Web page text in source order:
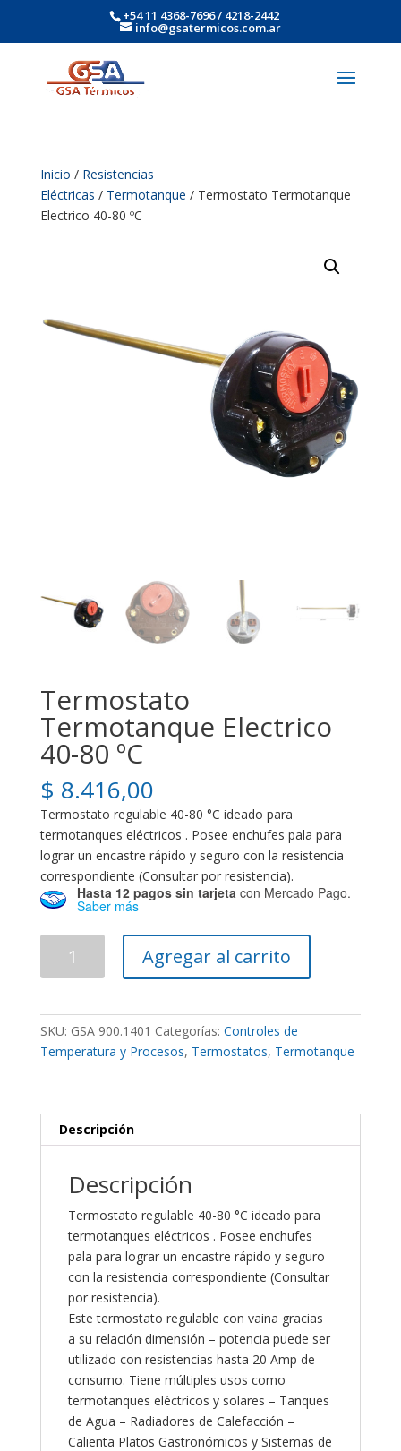
+54 11 4368-7696 / 4218-2442
info@gsatermicos.com.ar
Inicio / Resistencias
Eléctricas / Termotanque / Termostato Termotanque
Electrico 40-80 ºC
Termostato
Termotanque Electrico
40-80 ºC
$ 8.416,00
Termostato regulable 40-80 °C ideado para
termotanques eléctricos . Posee enchufes pala para
lograr un encastre rápido y seguro con la resistencia
correspondiente (Consultar por resistencia).
Hasta 12 pagos sin tarjeta con Mercado Pago.
Saber más
Termotanque
80
ºC
Agregar al carrito
SKU: GSA 900.1401 Categorías: Controles de
Temperatura y Procesos, Termostatos, Termotanque
Descripción
Descripción
Termostato regulable 40-80 °C ideado para
termotanques eléctricos . Posee enchufes
pala para lograr un encastre rápido y seguro
con la resistencia correspondiente (Consultar
por resistencia).
Este termostato regulable con vaina gracias
a su relación dimensión – potencia puede ser
utilizado con resistencias hasta 20 Amp de
consumo. Tiene múltiples usos como
termotanques eléctricos y solares – Tanques
de Agua – Radiadores de Calefacción –
Calienta Platos Gastronómicos y Sistemas de